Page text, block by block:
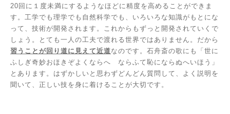
20回に１度未満にするようなほどに精度を高めることができま
す。工学でも理学でも自然科学でも、いろいろな知識がもとにな
って、技術が開発されます。これからもずっと開発されていくで
しょう。とても一人の工夫で渡れる世界ではありません。だから
習うことが回り道に見えて近道なのです。石舟斎の歌にも「世に
ふしぎ奇妙おほきぞよくならへ ならふて恥にならぬへいほう」
とあります。はずかしいと思わずどんどん質問して、よく説明を
聞いて、正しい技を身に着けることが大切です。